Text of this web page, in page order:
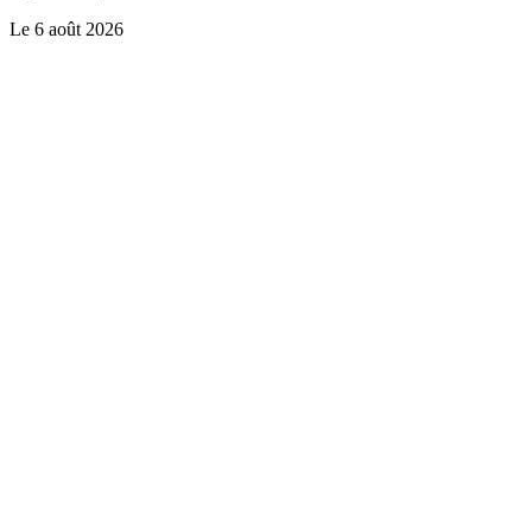
Le 6 août 2026